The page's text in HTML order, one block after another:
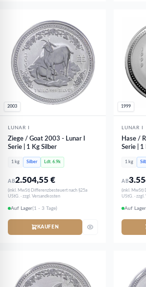
2003
LUNAR I
Ziege / Goat 2003 - Lunar I
Serie | 1 Kg Silber
1 kg Silber Ldt. 6.9k
AB2.504,55€
(inkl. MwSt) Differenzbesteuert nach §25a
UStG. · zzgl. Versandkosten
Auf Lager(1 - 3 Tage)
KAUFEN
1999
LUNAR I
Hase /
Serie | 1
1 kg
AB
(inkl. MwSt)
UStG. ·
Auf Lager